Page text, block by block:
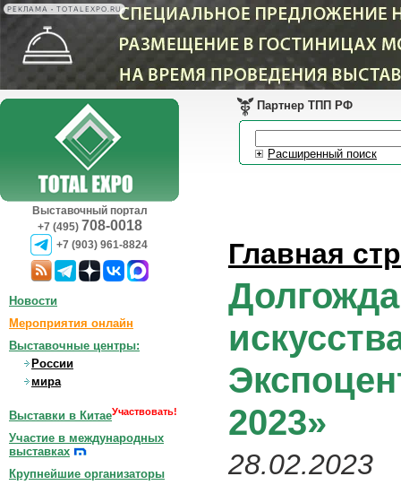
РЕКЛАМА • TOTALEXPO.RU
Выставочный портал
+7 (495) 708-0018
+7 (903) 961-8824
Партнер ТПП РФ
Расширенный поиск
Главная
2023»
28.02.2023
Новости
Мероприятия онлайн
Выставочные центры:
России
мира
Выставки в КитаеУчаствовать!
Участие в международных
выставках
Крупнейшие организаторы